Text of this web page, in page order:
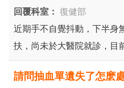
回覆科室： 復健部
近期手不自覺抖動，下半身
扶，尚未於大醫院就診，目
針，於椅子上只能坐30-50
時又能自行牽機車並進行15-
請問抽血單遺失了怎麽